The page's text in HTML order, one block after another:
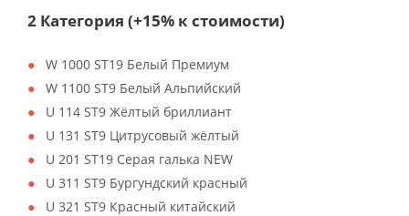
2 Категория (+15% к стоимости)
W 1000 ST19 Белый Премиум
W 1100 ST9 Белый Альпийский
U 114 ST9 Жёлтый бриллиант
U 131 ST9 Цитрусовый жёлтый
U 201 ST19 Серая галька NEW
U 311 ST9 Бургундский красный
U 321 ST9 Красный китайский